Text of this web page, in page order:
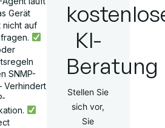
Gerät
nicht auf
SNMP-
Verhindert
KI-
Beratung
Stellen Sie
sich vor,
Sie